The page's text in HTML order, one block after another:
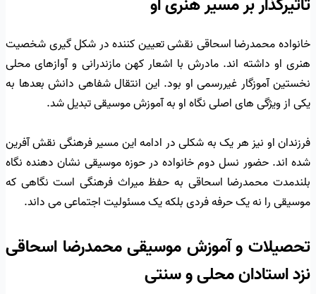
تاثیرگذار بر مسیر هنری او
خانواده محمدرضا اسحاقی نقشی تعیین کننده در شکل گیری شخصیت
هنری او داشته اند. مادرش با اشعار کهن مازندرانی و آوازهای محلی
نخستین آموزگار غیررسمی او بود. این انتقال شفاهی دانش بعدها به
یکی از ویژگی های اصلی نگاه او به آموزش موسیقی تبدیل شد.
فرزندان او نیز هر یک به شکلی در ادامه این مسیر فرهنگی نقش آفرین
شده اند. حضور نسل دوم خانواده در حوزه موسیقی نشان دهنده نگاه
بلندمدت محمدرضا اسحاقی به حفظ میراث فرهنگی است نگاهی که
موسیقی را نه یک حرفه فردی بلکه یک مسئولیت اجتماعی می داند.
تحصیلات و آموزش موسیقی محمدرضا اسحاقی
نزد استادان محلی و سنتی